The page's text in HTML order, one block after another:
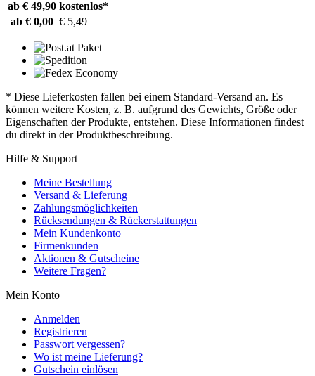
ab € 49,90 kostenlos*
ab € 0,00 € 5,49
* Diese Lieferkosten fallen bei einem Standard-Versand an. Es
können weitere Kosten, z. B. aufgrund des Gewichts, Größe oder
Eigenschaften der Produkte, entstehen. Diese Informationen findest
du direkt in der Produktbeschreibung.
Hilfe & Support
Meine Bestellung
Versand & Lieferung
Zahlungsmöglichkeiten
Rücksendungen & Rückerstattungen
Mein Kundenkonto
Firmenkunden
Aktionen & Gutscheine
Weitere Fragen?
Mein Konto
Anmelden
Registrieren
Passwort vergessen?
Wo ist meine Lieferung?
Gutschein einlösen